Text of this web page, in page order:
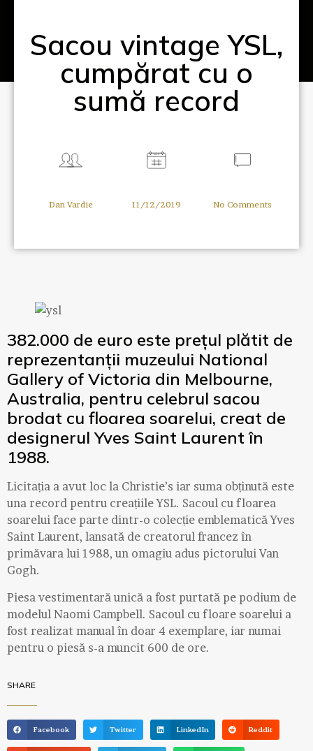
Sacou vintage YSL,
cumpărat cu o
sumă record
Dan Vardie 11/12/2019 No Comments
382.000 de euro este prețul plătit de
reprezentanții muzeului National
Gallery of Victoria din Melbourne,
Australia, pentru celebrul sacou
brodat cu floarea soarelui, creat de
designerul Yves Saint Laurent în
1988.
Licitația a avut loc la Christie’s iar suma obținută este
una record pentru creațiile YSL. Sacoul cu floarea
soarelui face parte dintr-o colecție emblematică Yves
Saint Laurent, lansată de creatorul francez în
primăvara lui 1988, un omagiu adus pictorului Van
Gogh.
Piesa vestimentară unică a fost purtată pe podium de
modelul Naomi Campbell. Sacoul cu floare soarelui a
fost realizat manual în doar 4 exemplare, iar numai
pentru o piesă s-a muncit 600 de ore.
SHARE
Facebook Twitter LinkedIn Reddit